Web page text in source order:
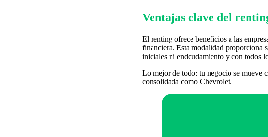
Ventajas clave del
El renting ofrece beneficios a las
financiera. Esta modalidad proporciona
iniciales ni endeudamiento y con todos
Lo mejor de todo: tu negocio se mueve
consolidada como Chevrolet.